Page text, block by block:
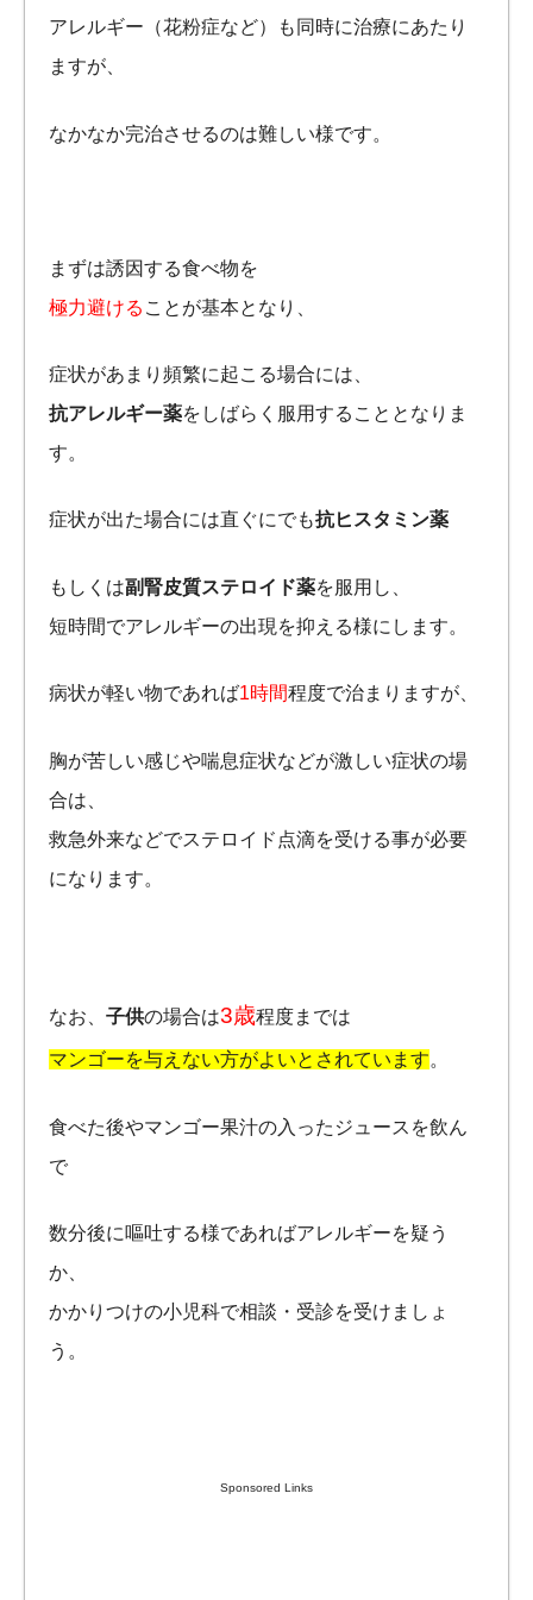
アレルギー（花粉症など）も同時に治療にあたり
ますが、
なかなか完治させるのは難しい様です。
まずは誘因する食べ物を
極力避ける ことが基本となり、
症状があまり頻繁に起こる場合には、
抗アレルギー薬をしばらく服用することとなりま
す。
症状が出た場合には直ぐにでも抗ヒスタミン薬
もしくは副腎皮質ステロイド薬を服用し、
短時間でアレルギーの出現を抑える様にします。
病状が軽い物であれば1時間程度で治まりますが、
胸が苦しい感じや喘息症状などが激しい症状の場
合は、
救急外来などでステロイド点滴を受ける事が必要
になります。
なお、 子供の場合は3歳程度までは
マンゴーを与えない方がよいとされています。
食べた後やマンゴー果汁の入ったジュースを飲ん
で
数分後に嘔吐する様であればアレルギーを疑う
か、
かかりつけの小児科で相談・受診を受けましょ
う。
Sponsored Links